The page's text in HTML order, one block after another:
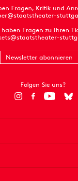
Fragen, Kritik und
haben Fragen zu Ihren
Newsletter abonnieren
Folgen Sie uns?